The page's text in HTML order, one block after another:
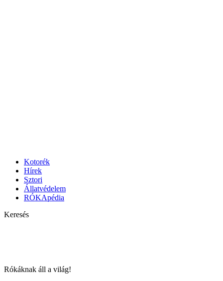
Kotorék
Hírek
Sztori
Állatvédelem
RÓKApédia
Keresés
Rókáknak áll a világ!